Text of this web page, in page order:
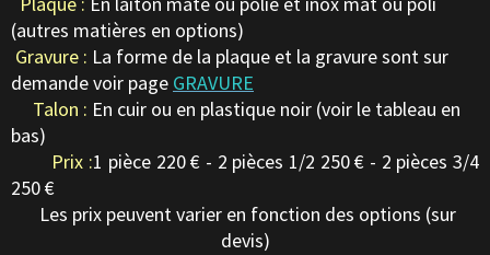
(autres matières en options)
Gravure : La forme de la plaque et la gravure sont sur
demande voir page GRAVURE
Talon : En cuir ou en plastique noir (voir le tableau en
bas)
Prix :1 pièce 220 € - 2 pièces 1/2 250 € - 2 pièces 3/4
250 €
Les prix peuvent varier en fonction des options (sur
devis)